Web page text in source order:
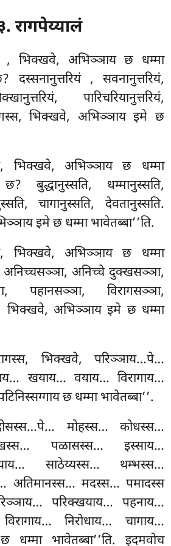
रागपेय्यालं
, भिक्खवे, अभिञ्ञाय छ धम्मा
, सवनानुत्तरियं,
पारिचरियानुत्तरियं,
भिक्खवे, अभिञ्ञाय इमे छ
भिक्खवे, अभिञ्ञाय छ धम्मा
बुद्धानुस्सति, धम्मानुस्सति,
चागानुस्सति, देवतानुस्सति.
इमे छ धम्मा भावेतब्बा’’ति.
भिक्खवे, अभिञ्ञाय छ धम्मा
अनिच्चे दुक्खसञ्ञा,
पहानसञ्ञा, विरागसञ्ञा,
भिक्खवे, अभिञ्ञाय इमे छ धम्मा
भिक्खवे, परिञ्ञाय…पे…
खयाय… वयाय… विरागाय…
छ धम्माभावेतब्बा’’.
मोहस्स… कोधस्स…
पळासस्स… इस्साय…
साठेय्यस्स… थम्भस्स…
अतिमानस्स… मदस्स… पमादस्स
परिक्खयाय… पहनाय…
निरोधाय… चागाय…
धम्मा भावेतब्बा’’ति. इदमवोच